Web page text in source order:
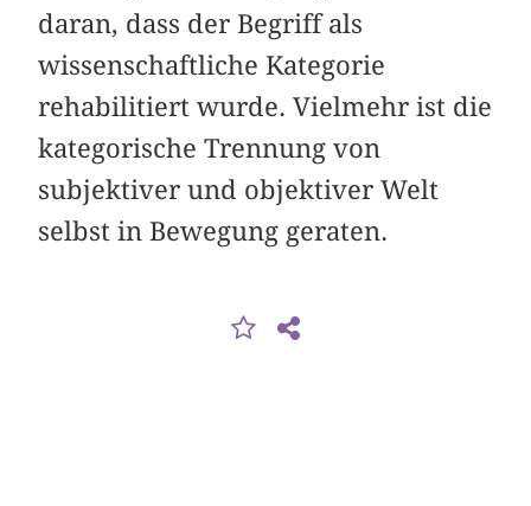
daran, dass der Begriff als
wissenschaftliche Kategorie
rehabilitiert wurde. Vielmehr ist die
kategorische Trennung von
subjektiver und objektiver Welt
selbst in Bewegung geraten.